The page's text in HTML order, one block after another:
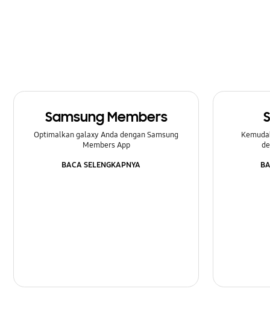
Pesan
SNS
Samsung Apps
Samsung Members
Optimalkan galaxy Anda dengan Samsung
Members App
BACA SELENGKAPNYA